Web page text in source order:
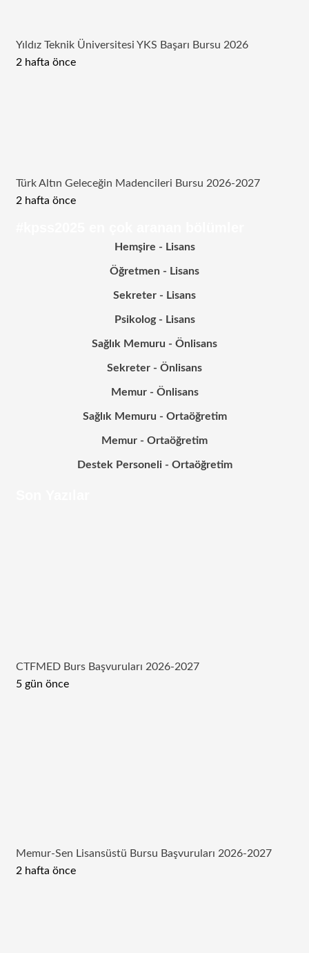
Yıldız Teknik Üniversitesi YKS Başarı Bursu 2026
2 hafta önce
Türk Altın Geleceğin Madencileri Bursu 2026-2027
2 hafta önce
Hemşire - Lisans
Öğretmen - Lisans
Sekreter - Lisans
Psikolog - Lisans
Sağlık Memuru - Önlisans
Sekreter - Önlisans
Memur - Önlisans
Sağlık Memuru - Ortaöğretim
Memur - Ortaöğretim
Destek Personeli - Ortaöğretim
CTFMED Burs Başvuruları 2026-2027
5 gün önce
Memur-Sen Lisansüstü Bursu Başvuruları 2026-2027
2 hafta önce